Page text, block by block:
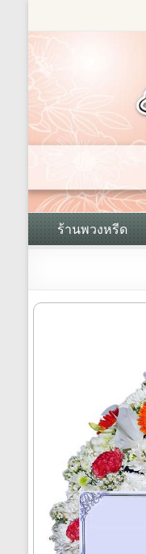
to
ร้าน
ธรรมะ
ประเทศ
พวงหรีด
พวงหรีด
ร้านพวงหรีด